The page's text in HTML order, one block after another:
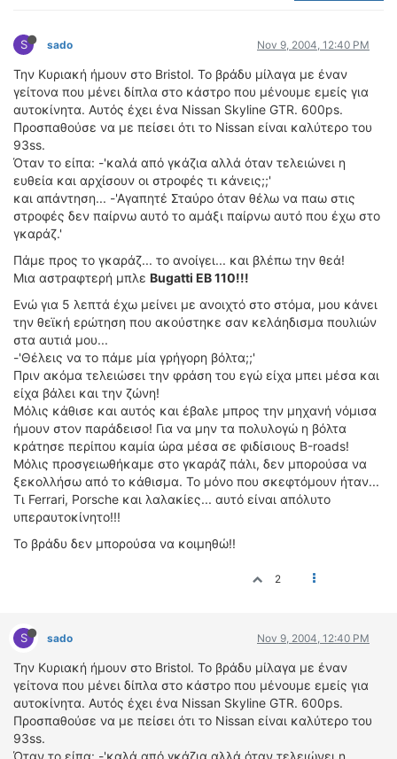
S sado Nov 9, 2004, 12:40 PM
Την Κυριακή ήμουν στο Bristol. Το βράδυ μίλαγα με έναν
γείτονα που μένει δίπλα στο κάστρο που μένουμε εμείς για
αυτοκίνητα. Αυτός έχει ένα Nissan Skyline GTR. 600ps.
Προσπαθούσε να με πείσει ότι το Nissan είναι καλύτερο του
93ss.
Όταν το είπα: -'καλά από γκάζια αλλά όταν τελειώνει η
ευθεία και αρχίσουν οι στροφές τι κάνεις;;'
και απάντηση... -'Αγαπητέ Σταύρο όταν θέλω να παω στις
στροφές δεν παίρνω αυτό το αμάξι παίρνω αυτό που έχω στο
γκαράζ.'
Πάμε προς το γκαράζ... το ανοίγει... και βλέπω την θεά!
Μια αστραφτερή μπλε Bugatti EB 110!!!
Ενώ για 5 λεπτά έχω μείνει με ανοιχτό στο στόμα, μου κάνει
την θεϊκή ερώτηση που ακούστηκε σαν κελάηδισμα πουλιών
στα αυτιά μου...
-'Θέλεις να το πάμε μία γρήγορη βόλτα;;'
Πριν ακόμα τελειώσει την φράση του εγώ είχα μπει μέσα και
είχα βάλει και την ζώνη!
Μόλις κάθισε και αυτός και έβαλε μπρος την μηχανή νόμισα
ήμουν στον παράδεισο! Για να μην τα πολυλογώ η βόλτα
κράτησε περίπου καμία ώρα μέσα σε φιδίσιους Β-roads!
Μόλις προσγειωθήκαμε στο γκαράζ πάλι, δεν μπορούσα να
ξεκολλήσω από το κάθισμα. Το μόνο που σκεφτόμουν ήταν...
Τι Ferrari, Porsche και λαλακίες... αυτό είναι απόλυτο
υπεραυτοκίνητο!!!
Το βράδυ δεν μπορούσα να κοιμηθώ!!
2
S sado Nov 9, 2004, 12:40 PM
Την Κυριακή ήμουν στο Bristol. Το βράδυ μίλαγα με έναν
γείτονα που μένει δίπλα στο κάστρο που μένουμε εμείς για
αυτοκίνητα. Αυτός έχει ένα Nissan Skyline GTR. 600ps.
Προσπαθούσε να με πείσει ότι το Nissan είναι καλύτερο του
93ss.
Όταν το είπα: -'καλά από γκάζια αλλά όταν τελειώνει η
VIDEO
4TTV
ΝΕΑ ΜΟΝΤΕΛΑ
ΑΓΩΝΕΣ
CANDID CAMERA
ΤΕΧΝΟΛΟΓΙΑ
ΕΙΔΗΣΕΙΣ – ΠΑΡΟΥΣΙΑΣΕΙΣ
ΛΕΞΙΚΟ
ΠΕΡΙΒΑΛΛΟΝ
ΔΟΚΙΜΕΣ – ΠΑΡΟΥΣΙΑΣΕΙΣ
ΕΙΔΗΣΕΙΣ
ΑΓΩΝΕΣ
FORMULA 1
WRC
ΔΙΕΘΝΕΙΣ ΑΓΩΝΕΣ
ΕΛΛΗΝΙΚΟΙ ΑΓΩΝΕΣ
ΤΙΜΕΣ
4T CLASSIC
ΜΟΝΤΕΛΑ
ΑΓΩΝΕΣ/ΔΙΟΡΓΑΝΩΣΕΙΣ
ΑΓΟΡΑ
ΠΩΛΗΣΕΙΣ
ΠΡΟΣΦΟΡΕΣ
ΜΕΤΑΧΕΙΡΙΣΜΕΝΑ